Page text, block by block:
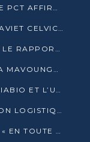
À TROIS JOURS DE SON CONGRÈS, LE PCT AFFIRME AVOIR ATTEINT TOUS SES OBJECTIFS
CE QUE L’ON SAIT DE LA MORT DE RAVIET CELVIC N’TSIANTSIE
LE COMITÉ CENTRAL DU PCT VALIDE LE RAPPORT DU CONGRÈS ET SOUTIENT DENIS SASSOU N’GUESSO
PRÉSIDENTIELLE 2026 : MABIO ZINGA MAVOUNGOU DÉCLARE SA CANDIDATURE ET CHARGE LE BILAN DU PCT
PRÉSIDENTIELLE 2026 : JOSEPH BADIABIO ET L’UDH-YUKI JOUENT LA PRUDENCE
6ᵉ CONGRÈS DU PCT : LA COMMISSION LOGISTIQUE ASSURE LA DISTRIBUTION DES KITS
QUINQUENNAT 2021-2026 : LE BILAN « EN TOUTE TRANSPARENCE » PRÉSENTÉ À LA PRESSE